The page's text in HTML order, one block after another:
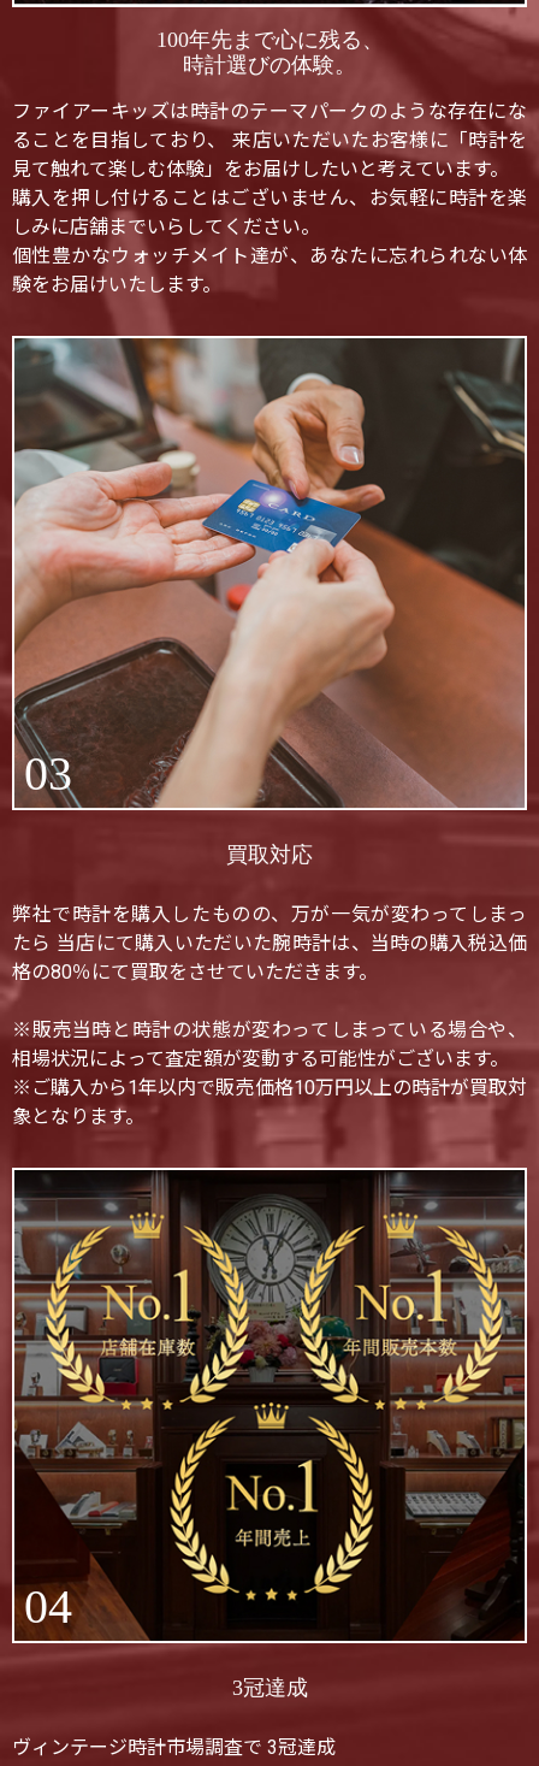
100年先まで心に残る、
時計選びの体験。
ファイアーキッズは時計のテーマパークのような存在にな
ることを目指しており、 来店いただいたお客様に「時計を
見て触れて楽しむ体験」をお届けしたいと考えています。
購入を押し付けることはございません、お気軽に時計を楽
しみに店舗までいらしてください。
個性豊かなウォッチメイト達が、あなたに忘れられない体
験をお届けいたします。
03
買取対応
弊社で時計を購入したものの、万が一気が変わってしまっ
たら 当店にて購入いただいた腕時計は、当時の購入税込価
格の80％にて買取をさせていただきます。
※販売当時と時計の状態が変わってしまっている場合や、
相場状況によって査定額が変動する可能性がございます。
※ご購入から1年以内で販売価格10万円以上の時計が買取対
象となります。
04
3冠達成
ヴィンテージ時計市場調査で 3冠達成